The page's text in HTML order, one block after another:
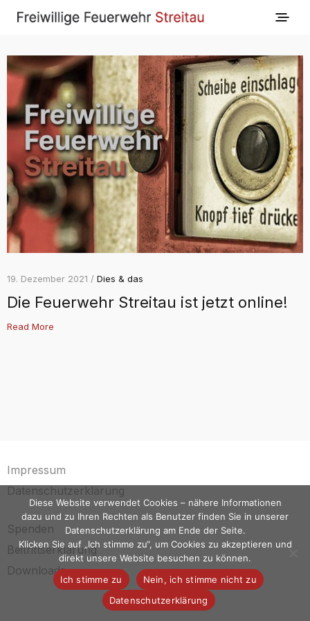
19. Dezember 2021 / Dies & das
Die Feuerwehr Streitau ist jetzt online!
Read More
Impressum
Datenschutzerklärung
Spenden
Beitrittserklärung
Downloads
Diese Website verwendet Cookies – nähere Informationen
dazu und zu Ihren Rechten als Benutzer finden Sie in unserer
Datenschutzerklärung am Ende der Seite.
Klicken Sie auf „Ich stimme zu“, um Cookies zu akzeptieren und
direkt unsere Website besuchen zu können.
Ich stimme zu
Nein, ich stimme nicht zu
Datenschutzerklärung